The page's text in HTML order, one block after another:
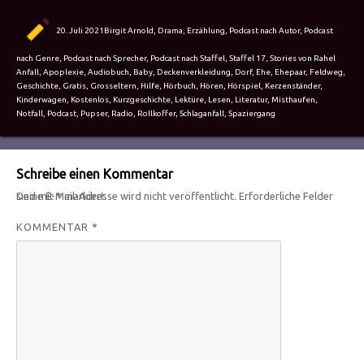
am
20. Juli 2021 Birgit Arnold, Drama, Erzählung, Podcast nach Autor, Podcast
nach Genre, Podcast nach Sprecher, Podcast nach Staffel, Staffel 17, Stories von Rahel
Anfall, Apoplexie, Audiobuch, Baby, Deckenverkleidung, Dorf, Ehe, Ehepaar, Feldweg,
Geschichte, Gratis, Grosseltern, Hilfe, Hörbuch, Hören, Hörspiel, Kerzenständer,
Kinderwagen, Kostenlos, Kurzgeschichte, Lektüre, Lesen, Literatur, Misthaufen,
Notfall, Podcast, Pupser, Radio, Rollkoffer, Schlaganfall, Spaziergang
Schreibe einen Kommentar
Deine E-Mail-Adresse wird nicht veröffentlicht.
Erforderliche Felder sind mit*markiert
KOMMENTAR *